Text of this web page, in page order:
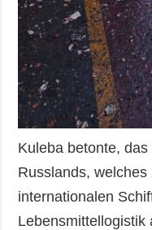
Kuleba betonte,
Russlands,
internationalen
Lebensmittellogistik